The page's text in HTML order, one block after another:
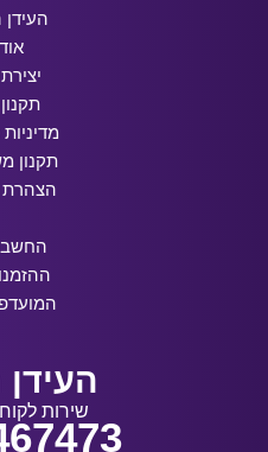
תקנון
הצהרת
שירות